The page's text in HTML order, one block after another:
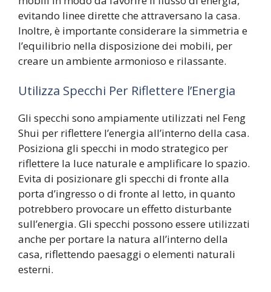
evitando linee dirette che attraversano la casa.
Inoltre, è importante considerare la simmetria e
l’equilibrio nella disposizione dei mobili, per
creare un ambiente armonioso e rilassante.
Utilizza Specchi Per Riflettere l’Energia
Gli specchi sono ampiamente utilizzati nel Feng
Shui per riflettere l’energia all’interno della casa.
Posiziona gli specchi in modo strategico per
riflettere la luce naturale e amplificare lo spazio.
Evita di posizionare gli specchi di fronte alla
porta d’ingresso o di fronte al letto, in quanto
potrebbero provocare un effetto disturbante
sull’energia. Gli specchi possono essere utilizzati
anche per portare la natura all’interno della
casa, riflettendo paesaggi o elementi naturali
esterni.